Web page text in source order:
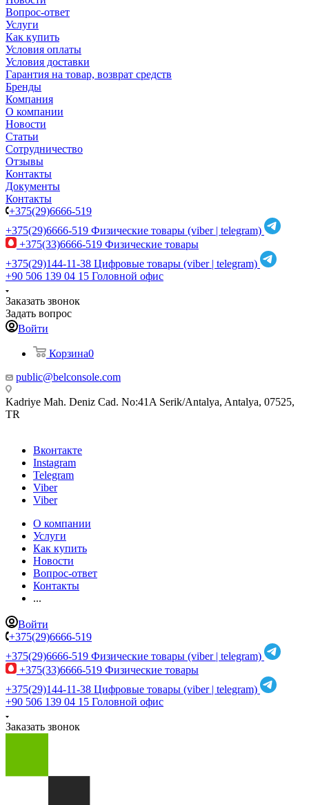
Вопрос-ответ
Услуги
Как купить
Условия оплаты
Условия доставки
Гарантия на товар, возврат средств
Бренды
Компания
О компании
Новости
Статьи
Сотрудничество
Отзывы
Контакты
Документы
Контакты
+375(29)6666-519
+375(29)6666-519 Физические товары (viber | telegram)
+375(33)6666-519 Физические товары
+375(29)144-11-38 Цифровые товары (viber | telegram)
+90 506 139 04 15 Головной офис
Заказать звонок
Задать вопрос
Войти
Корзина0
public@belconsole.com
Kadriye Mah. Deniz Cad. No:41A Serik/Antalya, Antalya, 07525,
TR
Вконтакте
Instagram
Telegram
Viber
Viber
О компании
Услуги
Как купить
Новости
Вопрос-ответ
Контакты
...
Войти
+375(29)6666-519
+375(29)6666-519 Физические товары (viber | telegram)
+375(33)6666-519 Физические товары
+375(29)144-11-38 Цифровые товары (viber | telegram)
+90 506 139 04 15 Головной офис
Заказать звонок